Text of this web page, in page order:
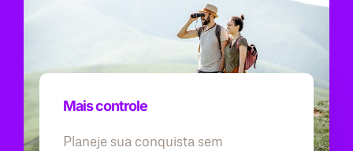
Mais controle
Planeje sua conquista sem